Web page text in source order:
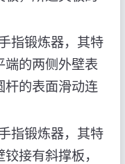
指锻炼器，其特
端的两侧外壁表
杆的表面滑动连
指锻炼器，其特
接有斜撑板，